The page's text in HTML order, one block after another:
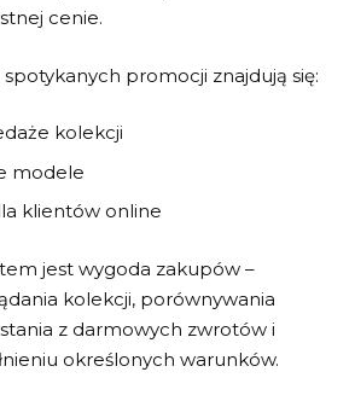
cenie.
promocji znajdują się:
kolekcji
modele
klientów online
jest wygoda zakupów –
kolekcji, porównywania
z darmowych zwrotów i
określonych warunków.